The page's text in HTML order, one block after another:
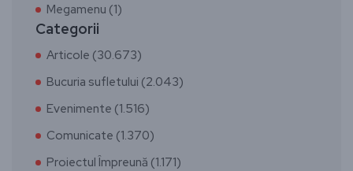
Megamenu (1)
Categorii
Articole (30.673)
Bucuria sufletului (2.043)
Evenimente (1.516)
Comunicate (1.370)
Proiectul Împreună (1.171)